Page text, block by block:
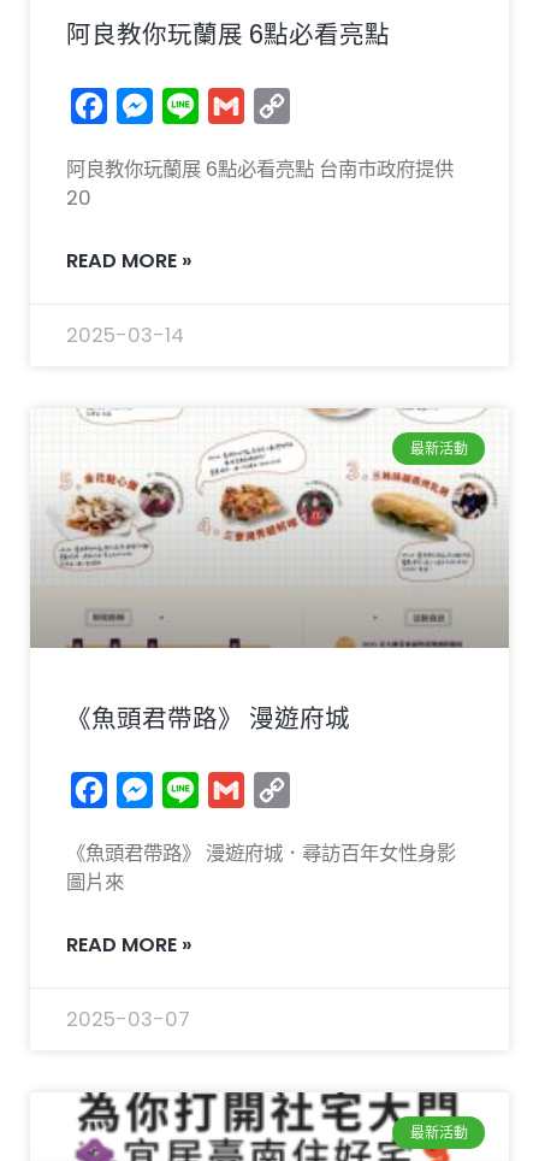
阿良教你玩蘭展 6點必看亮點
FacebookMessenger
Line Gmail
阿良教你玩蘭展 6點必看亮點 台南市政府提供
20
READ MORE »
2025-03-14
最新活動
《魚頭君帶路》 漫遊府城
FacebookMessenger
Line Gmail
《魚頭君帶路》 漫遊府城．尋訪百年女性身影
圖片來
READ MORE »
2025-03-07
最新活動